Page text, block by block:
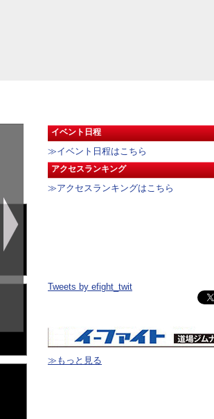
イベント日程
≫イベント日程はこちら
アクセスランキング
≫アクセスランキングはこちら
Tweets by efight_twit
≫もっと見る